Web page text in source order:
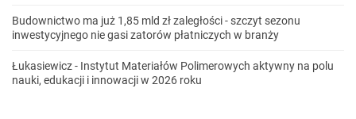
Budownictwo ma już 1,85 mld zł zaległości - szczyt sezonu
inwestycyjnego nie gasi zatorów płatniczych w branży
Łukasiewicz - Instytut Materiałów Polimerowych aktywny na polu
nauki, edukacji i innowacji w 2026 roku